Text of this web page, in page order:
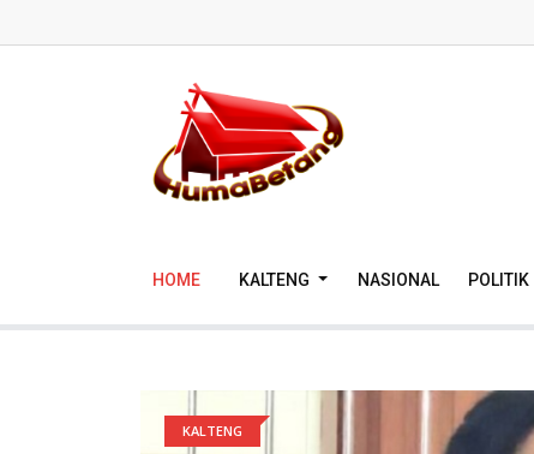
HOME KALTENG NASIONAL POLITIK
KALTENG